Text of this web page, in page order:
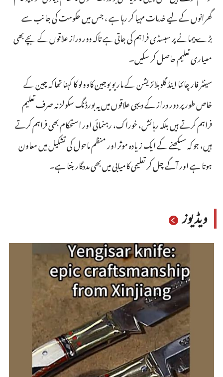
گھرانوں کے لیے خدمات مہیا کر رہا ہے ، جس میں حکومت کی جانب سے
بڑے پیمانے پر سبسڈی فراہم کی جاتی ہے تاکہ دور دراز علاقوں کے بچے بھی
معیاری تعلیم حاصل کر سکیں۔
سینٹر فار چائنا اینڈ گلوبلائزیشن کے ماریو یوجین کاوولو کا کہنا تھا کہ چین کے
خاص طور پر دور دراز کے دیہی علاقوں میں یہ بورڈنگ سکولز نہ صرف تعلیم
فراہم کرتے ہیں بلکہ رہائش، خوراک، رہنمائی اور استحکام بھی فراہم کرتے
ہیں، جو کہ سیکھنے کے ایک زیادہ موثر اور منظم ماحول کی تشکیل میں معاون
ہوتا ہے اور آگے چل کر تعلیمی کامیابی میں بھی مددگار بنتا ہے۔
ویڈیوز